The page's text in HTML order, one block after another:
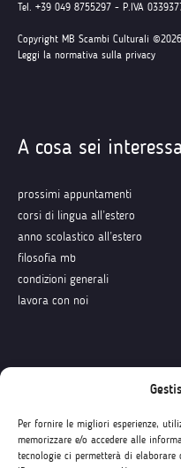
Per fornire le migliori esperienze,
memorizzare e/o accedere alle
tecnologie ci permetterà di
Tel. +39 049 8755297 - P.IVA
Copyright MB Scambi Culturali ©2026
Leggi la normativa sulla privacy
A cosa sei
prossimi appuntamenti
corsi di lingua all’estero
anno scolastico all’estero
filosofia mb
condizioni generali
lavora con noi